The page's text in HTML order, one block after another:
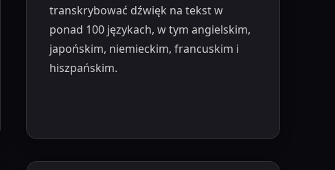
transkrybować dźwięk na tekst w
ponad 100 językach, w tym angielskim,
japońskim, niemieckim, francuskim i
hiszpańskim.